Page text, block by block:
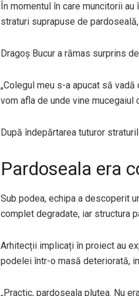
În momentul în care muncitorii
straturi suprapuse de
Dragoș Bucur a rămas surprins
„Colegul meu s-a apucat să
vom afla de unde vine mucegaiul
După îndepărtarea tuturor
Pardoseala era
Sub podea, echipa a descoperit
complet degradate, iar structura
Arhitecții implicați în proiect au
podelei într-o masă deteriorată,
„Practic, pardoseala plutea. Nu